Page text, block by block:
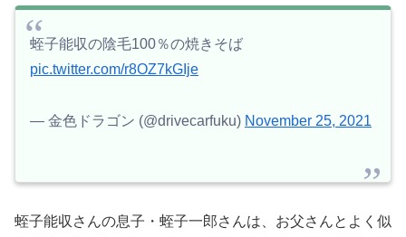
蛭子能収の陰毛100％の焼きそば
pic.twitter.com/r8OZ7kGIje
— 金色ドラゴン (@drivecarfuku) November 25, 2021
蛭子能収さんの息子・蛭子一郎さんは、お父さんとよく似